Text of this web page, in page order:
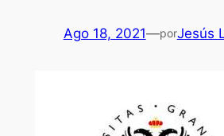
Ago 18, 2021—porJesús